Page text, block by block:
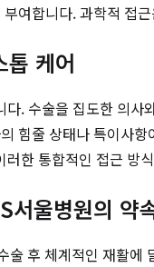
여합니다. 과학적 접
케어
. 수술을 집도한 의
힘줄 상태나 특이사
한 통합적인 접근
서울병원의 약
술 후 체계적인 재활에